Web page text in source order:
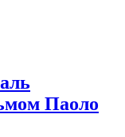
Паоло